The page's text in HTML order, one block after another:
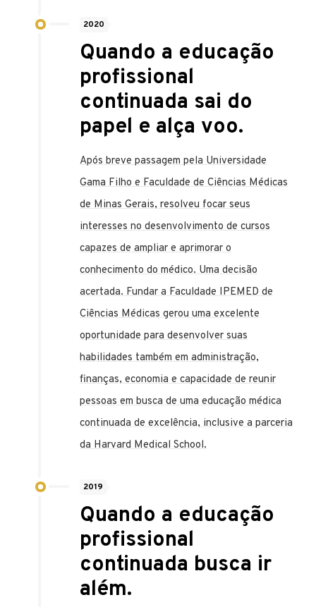
2020
Quando a educação
profissional
continuada sai do
papel e alça voo.
Após breve passagem pela Universidade
Gama Filho e Faculdade de Ciências Médicas
de Minas Gerais, resolveu focar seus
interesses no desenvolvimento de cursos
capazes de ampliar e aprimorar o
conhecimento do médico. Uma decisão
acertada. Fundar a Faculdade IPEMED de
Ciências Médicas gerou uma excelente
oportunidade para desenvolver suas
habilidades também em administração,
finanças, economia e capacidade de reunir
pessoas em busca de uma educação médica
continuada de excelência, inclusive a parceria
da Harvard Medical School.
2019
Quando a educação
profissional
continuada busca ir
além.